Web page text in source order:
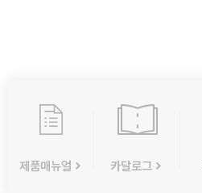
제품매뉴얼 카달로그